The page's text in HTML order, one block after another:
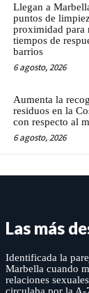
Llegan a
puntos de
proximidad para
tiempos de
barrios
6 agosto, 2026
Aumenta la
residuos en la
con respecto al
6 agosto, 2026
Las más
Identificada la
Marbella cuando
relaciones